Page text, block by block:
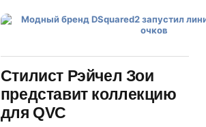
Стилист Рэйчел Зои
представит коллекцию
для QVC